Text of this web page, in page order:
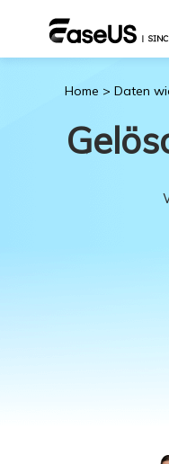
Home > Daten